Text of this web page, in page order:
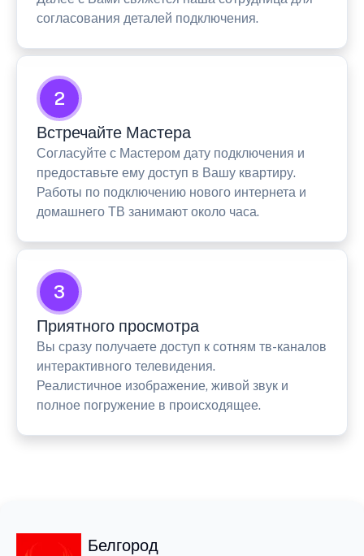
согласования деталей подключения.
2
Встречайте Мастера
Согласуйте с Мастером дату подключения и
предоставьте ему доступ в Вашу квартиру.
Работы по подключению нового интернета и
домашнего ТВ занимают около часа.
3
Приятного просмотра
Вы сразу получаете доступ к сотням тв-каналов
интерактивного телевидения.
Реалистичное изображение, живой звук и
полное погружение в происходящее.
Белгород